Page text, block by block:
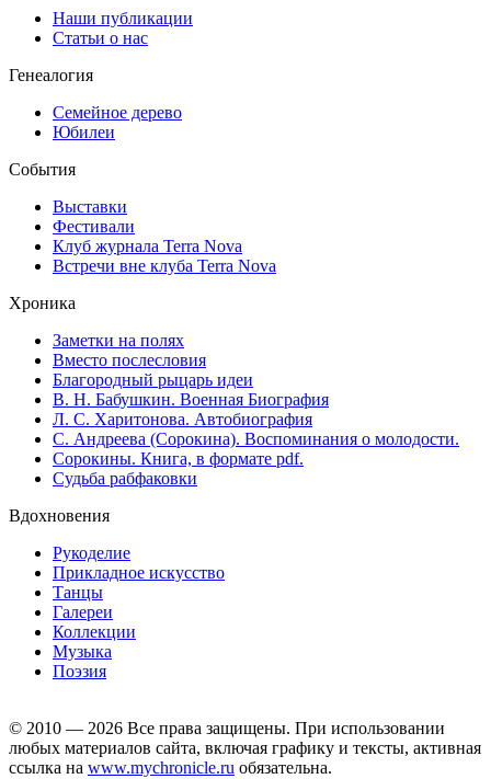
Наши публикации
Статьи о нас
Генеалогия
Семейное дерево
Юбилеи
События
Выставки
Фестивали
Клуб журнала Terra Nova
Встречи вне клуба Terra Nova
Хроника
Заметки на полях
Вместо послесловия
Благородный рыцарь идеи
В. Н. Бабушкин. Военная Биография
Л. С. Харитонова. Автобиография
С. Андреева (Сорокина). Воспоминания о молодости.
Сорокины. Книга, в формате pdf.
Судьба рабфаковки
Вдохновения
Рукоделие
Прикладное искусство
Танцы
Галереи
Коллекции
Музыка
Поэзия
© 2010 — 2026 Все права защищены. При использовании
любых материалов сайта, включая графику и тексты, активная
ссылка на www.mychronicle.ru обязательна.